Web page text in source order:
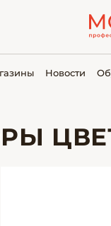
Новости